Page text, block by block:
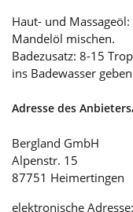
Haut- und
Mandelöl mischen.
Badezusatz: 8-15
ins Badewasser
Adresse des
Bergland GmbH
Alpenstr. 15
87751 Heimertingen
elektronische